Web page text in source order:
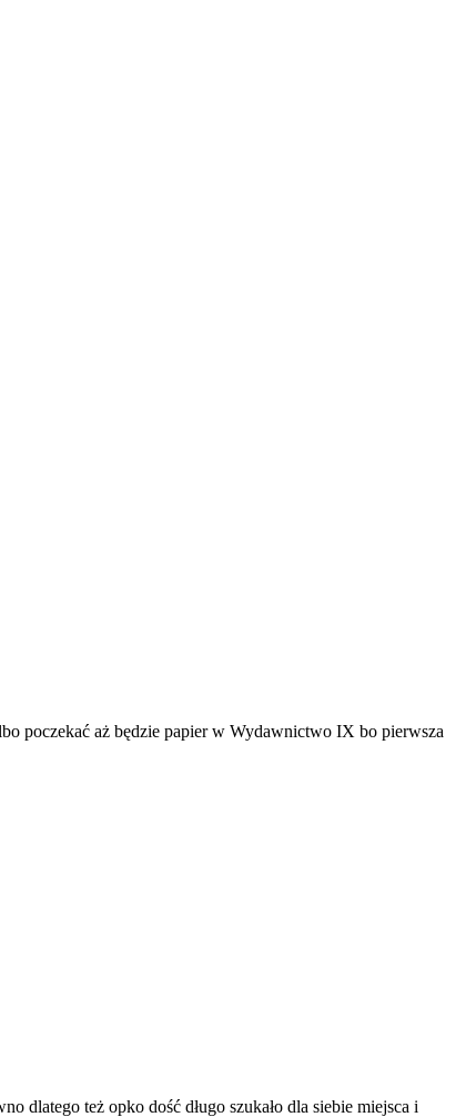
poczekać aż będzie papier w Wydawnictwo IX bo pierwsza
dlatego też opko dość długo szukało dla siebie miejsca i